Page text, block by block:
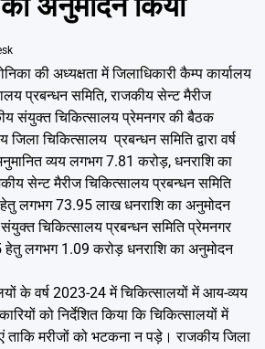
की अध्यक्षता में जिलाधिकारी कैम्प कार्यालय
प्रबन्धन समिति, राजकीय सेन्ट मैरीज
संयुक्त चिकित्सालय प्रेमनगर की बैठक
चिकित्सालय प्रबन्धन समिति द्वारा वर्ष
व्यय लगभग 7.81 करोड़, धनराशि का
सेन्ट मैरीज चिकित्सालय प्रबन्धन समिति
हेतु लगभग 73.95 लाख धनराशि का अनुमोदन
चिकित्सालय प्रबन्धन समिति प्रेमनगर
25 हेतु लगभग 1.09 करोड़ धनराशि का अनुमोदन
के वर्ष 2023-24 में चिकित्सालयों में आय-व्यय
को निर्देशित किया कि चिकित्सालयों में
ताकि मरीजों को भटकना न पड़े। राजकीय जिला